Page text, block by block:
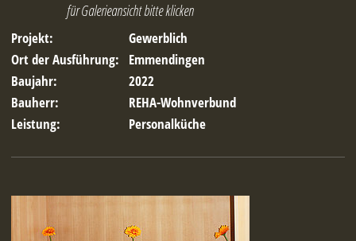
für Galerieansicht bitte klicken
Projekt:
Gewerblich
Ort der Ausführung:
Emmendingen
Baujahr:
2022
Bauherr:
REHA-Wohnverbund
Leistung:
Personalküche